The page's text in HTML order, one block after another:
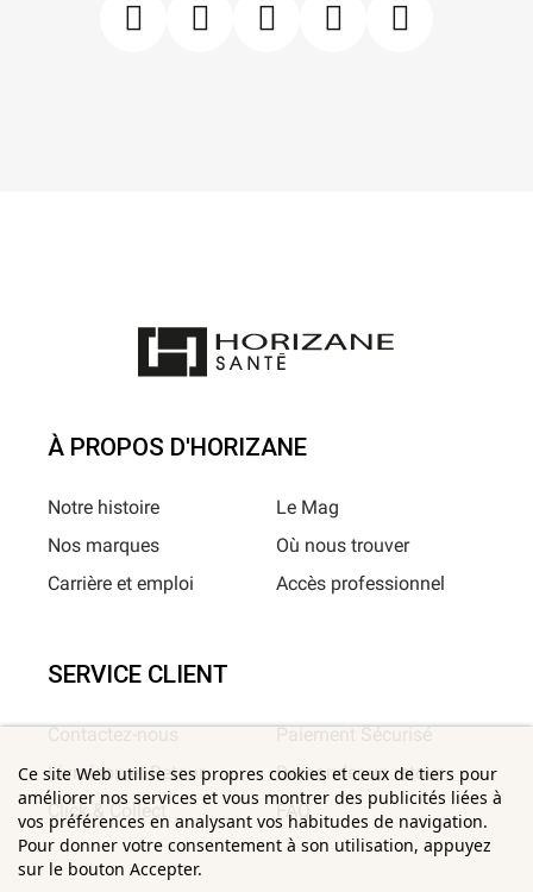
Ce site Web utilise ses propres cookies et ceux de tiers pour
améliorer nos services et vous montrer des publicités liées à
vos préférences en analysant vos habitudes de navigation.
Pour donner votre consentement à son utilisation, appuyez
sur le bouton Accepter.
À PROPOS D'HORIZANE
Notre histoire
Nos marques
Carrière et emploi
Le Mag
Où nous trouver
Accès professionnel
SERVICE CLIENT
Contactez-nous
Livraison et Retour
Click & Collect
Paiement Sécurisé
Demander un retour
FAQ